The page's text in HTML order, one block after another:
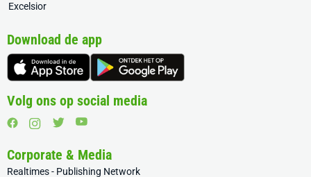
Excelsior
Download de app
Volg ons op social media
Corporate & Media
Realtimes - Publishing Network